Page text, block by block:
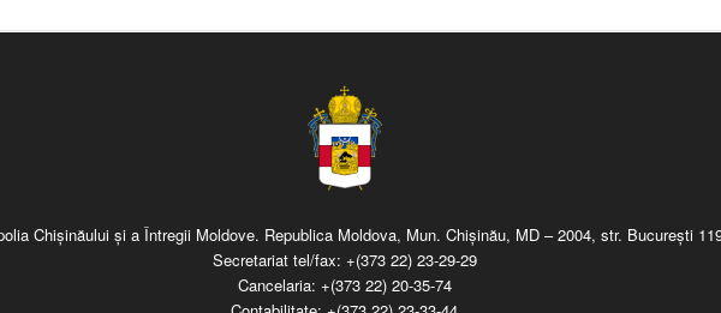
Chişinăului şi a Întregii Moldove. Republica Moldova, Mun. Chişinău, MD – 2004, str. Bucureşti
Secretariat tel/fax: +(373 22) 23-29-29
Cancelaria: +(373 22) 20-35-74